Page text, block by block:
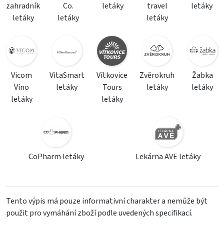
zahradník
letáky
Co.
letáky
letáky
travel
letáky
letáky
Vicom
Víno
letáky
VitaSmart
letáky
Vítkovice
Tours
letáky
Zvěrokruh
letáky
Žabka
letáky
CoPharm letáky Lekárna AVE letáky
Tento výpis má pouze informativní charakter a nemůže být
použit pro vymáhání zboží podle uvedených specifikací.